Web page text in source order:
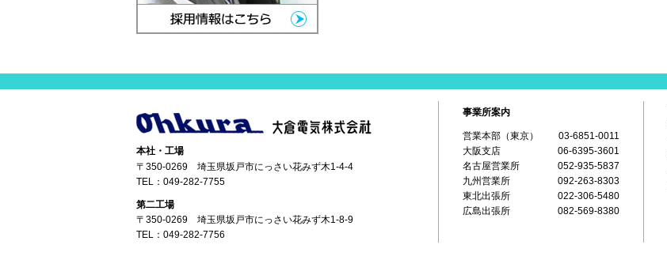
本社・工場
〒350-0269 埼玉県坂戸市にっさい花みず木1-4-4
TEL： 049-282-7755
第二工場
〒350-0269 埼玉県坂戸市にっさい花みず木1-8-9
TEL： 049-282-7756
事業所案内
営業本部（東京）
03-6851-0011
大阪支店
06-6395-3601
名古屋営業所
052-935-5837
九州営業所
092-263-8303
東北出張所
022-306-5480
広島出張所
082-569-8380